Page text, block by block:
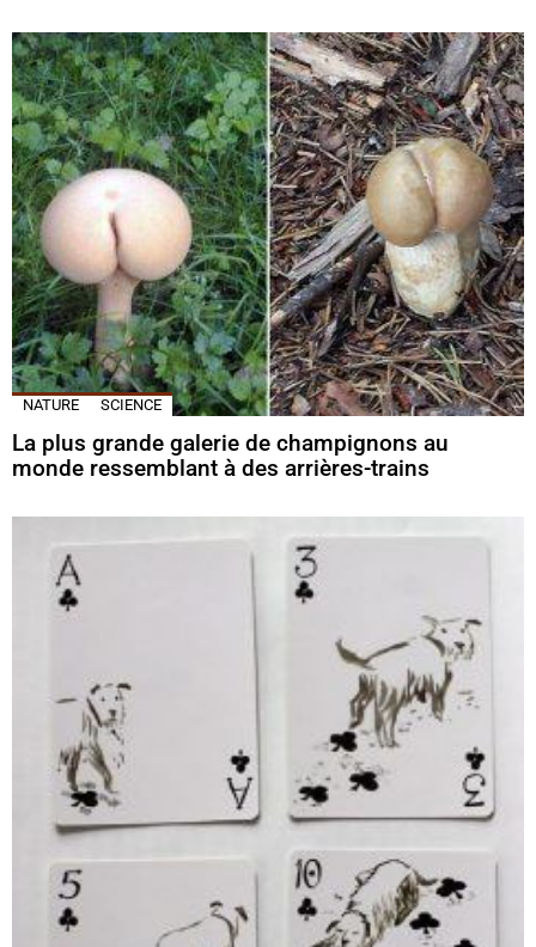
NATURE SCIENCE
La plus grande galerie de champignons au
monde ressemblant à des arrières-trains